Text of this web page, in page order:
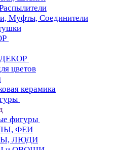
Муфты, Соединители
цветов
керамика
фигуры
ФЕИ
ЛЮДИ